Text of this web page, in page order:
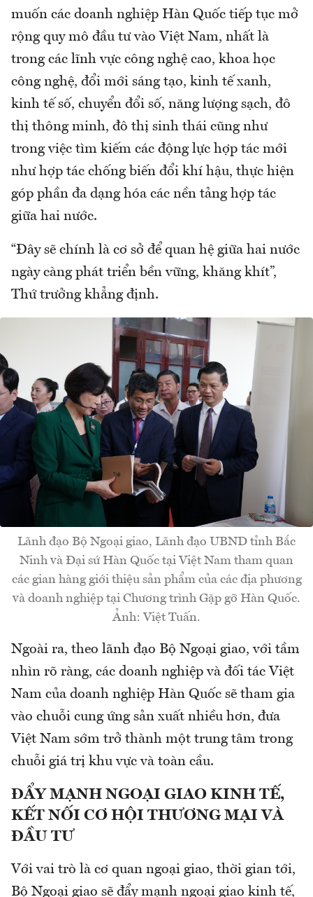
muốn các doanh nghiệp Hàn Quốc tiếp tục mở
rộng quy mô đầu tư vào Việt Nam, nhất là
trong các lĩnh vực công nghệ cao, khoa học
công nghệ, đổi mới sáng tạo, kinh tế xanh,
kinh tế số, chuyển đổi số, năng lượng sạch, đô
thị thông minh, đô thị sinh thái cũng như
trong việc tìm kiếm các động lực hợp tác mới
như hợp tác chống biến đổi khí hậu, thực hiện
góp phần đa dạng hóa các nền tảng hợp tác
giữa hai nước.
“Đây sẽ chính là cơ sở để quan hệ giữa hai nước
ngày càng phát triển bền vững, khăng khít”,
Thứ trưởng khẳng định.
Lãnh đạo Bộ Ngoại giao, Lãnh đạo UBND tỉnh Bắc
Ninh và Đại sứ Hàn Quốc tại Việt Nam tham quan
các gian hàng giới thiệu sản phẩm của các địa phương
và doanh nghiệp tại Chương trình Gặp gỡ Hàn Quốc.
Ảnh: Việt Tuấn.
Ngoài ra, theo lãnh đạo Bộ Ngoại giao, với tầm
nhìn rõ ràng, các doanh nghiệp và đối tác Việt
Nam của doanh nghiệp Hàn Quốc sẽ tham gia
vào chuỗi cung ứng sản xuất nhiều hơn, đưa
Việt Nam sớm trở thành một trung tâm trong
chuỗi giá trị khu vực và toàn cầu.
ĐẨY MẠNH NGOẠI GIAO KINH TẾ,
KẾT NỐI CƠ HỘI THƯƠNG MẠI VÀ
ĐẦU TƯ
Với vai trò là cơ quan ngoại giao, thời gian tới,
Bộ Ngoại giao sẽ đẩy mạnh ngoại giao kinh tế,